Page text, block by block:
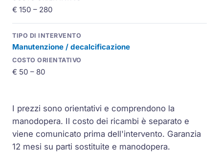
€ 150 – 280
Manutenzione / decalcificazione
€ 50 – 80
I prezzi sono orientativi e comprendono la
manodopera. Il costo dei ricambi è separato e
viene comunicato prima dell'intervento. Garanzia
12 mesi su parti sostituite e manodopera.